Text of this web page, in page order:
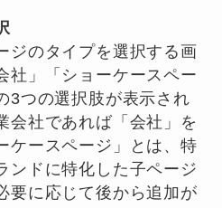
ジのタイプを選択する画
社」「ショーケースペー
3つの選択肢が表示され
会社であれば「会社」を
ケースページ」とは、特
ンドに特化した子ページ
要に応じて後から追加が